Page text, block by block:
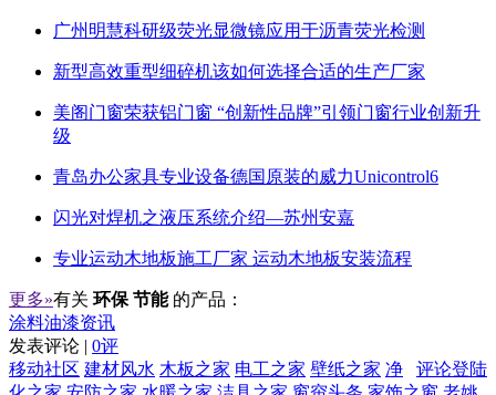
广州明慧科研级荧光显微镜应用于沥青荧光检测
新型高效重型细碎机该如何选择合适的生产厂家
美阁门窗荣获铝门窗 “创新性品牌”引领门窗行业创新升
级
青岛办公家具专业设备德国原装的威力Unicontrol6
闪光对焊机之液压系统介绍—苏州安嘉
专业运动木地板施工厂家 运动木地板安装流程
更多»有关 环保 节能 的产品：
涂料油漆资讯
发表评论 | 0评
评论登陆
移动社区 建材风水 木板之家 电工之家 壁纸之家 净